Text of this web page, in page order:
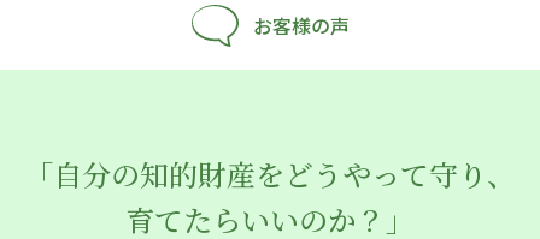
お客様の声
「自分の知的財産をどうやって守り、
育てたらいいのか？」